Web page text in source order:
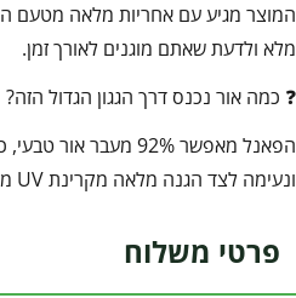
המוצר מגיע עם אחריות מלאה מטעם
מלא ולדעת שאתם מוגנים לאורך זמן.
❓ כמה אור נכנס דרך הגגון הגדול הזה?
הפאנל מאפשר 92%
ונעימה לצד הגנה מלאה מקרינת UV מזיקה.
פרטי משלוח